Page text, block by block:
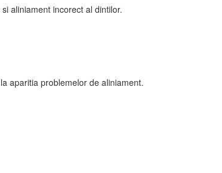
aliniament incorect al dintilor.
aparitia problemelor de aliniament.